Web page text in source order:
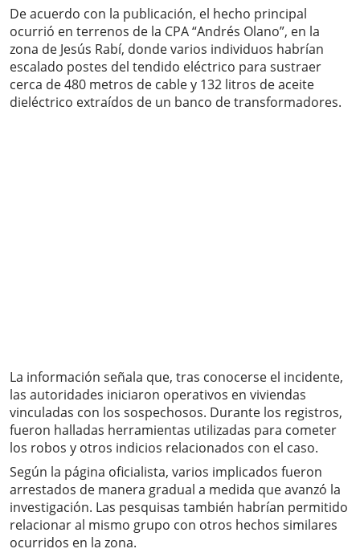
De acuerdo con la publicación, el hecho principal
ocurrió en terrenos de la CPA “Andrés Olano”, en la
zona de Jesús Rabí, donde varios individuos habrían
escalado postes del tendido eléctrico para sustraer
cerca de 480 metros de cable y 132 litros de aceite
dieléctrico extraídos de un banco de transformadores.
La información señala que, tras conocerse el incidente,
las autoridades iniciaron operativos en viviendas
vinculadas con los sospechosos. Durante los registros,
fueron halladas herramientas utilizadas para cometer
los robos y otros indicios relacionados con el caso.
Según la página oficialista, varios implicados fueron
arrestados de manera gradual a medida que avanzó la
investigación. Las pesquisas también habrían permitido
relacionar al mismo grupo con otros hechos similares
ocurridos en la zona.